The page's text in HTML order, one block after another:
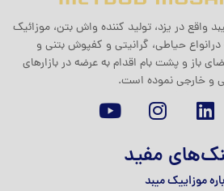
واقع در یزد، تولید کننده واش بتن، موزائیک
حیاطی، گرانیتی و کفپوش بتنی و
باز و پشت بام اقدام به عرضه در بازارهای
و خارجی نموده است.
مفید
موزاییک میبد